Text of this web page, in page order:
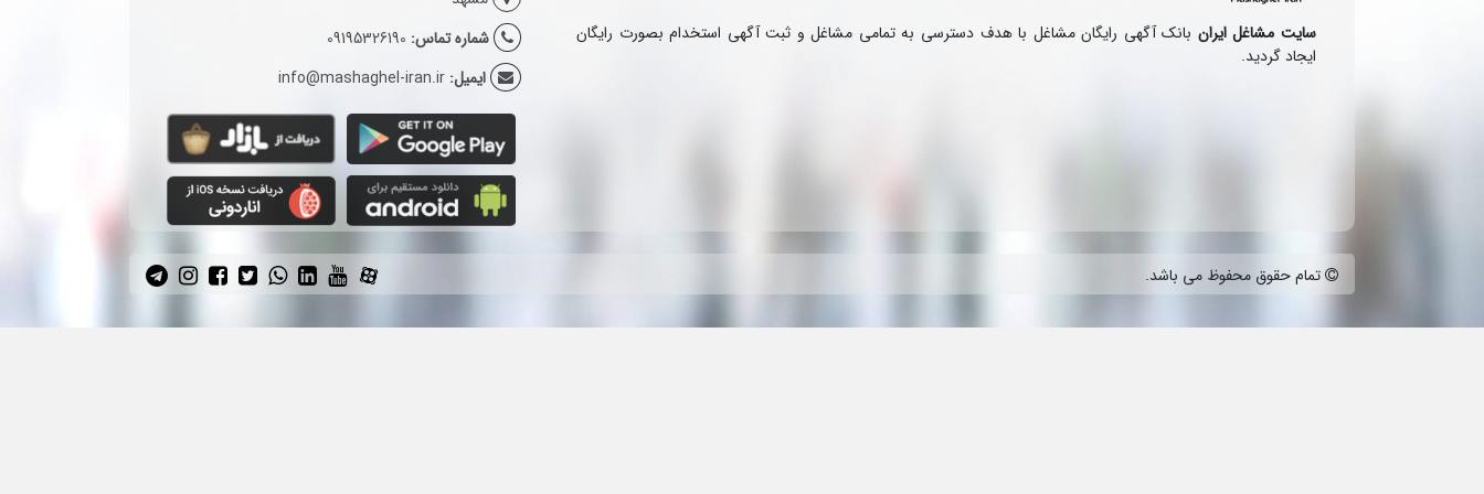
سایت مشاغل ایران بانک آگهی رایگان مشاغل با هدف دسترسی به تمامی مشاغل و ثبت آگهی استخدام بصورت رایگان
ایجاد گردید.
شماره تماس: 09195326190
ایمیل: info@mashaghel-iran.ir
تمام حقوق محفوظ می باشد.